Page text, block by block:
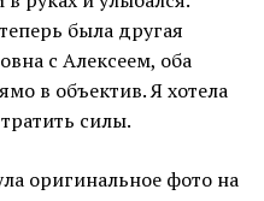
была другая
с Алексеем, оба
в объектив. Я хотела
силы.
оригинальное фото на